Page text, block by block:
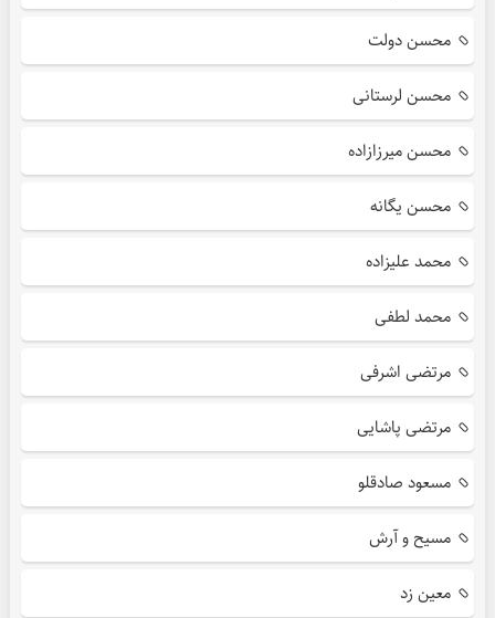
محسن دولت
محسن لرستانی
محسن میرزازاده
محسن یگانه
محمد علیزاده
محمد لطفی
مرتضی اشرفی
مرتضی پاشایی
مسعود صادقلو
مسیح و آرش
معین زد